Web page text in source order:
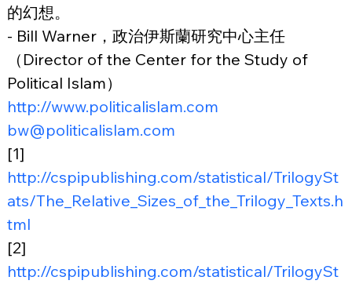
的幻想。
- Bill Warner，政治伊斯蘭研究中心主任
（Director of the Center for the Study of
Political Islam）
http://www.politicalislam.com
bw@politicalislam.com
[1]
http://cspipublishing.com/statistical/TrilogySt
ats/The_Relative_Sizes_of_the_Trilogy_Texts.h
tml
[2]
http://cspipublishing.com/statistical/TrilogySt